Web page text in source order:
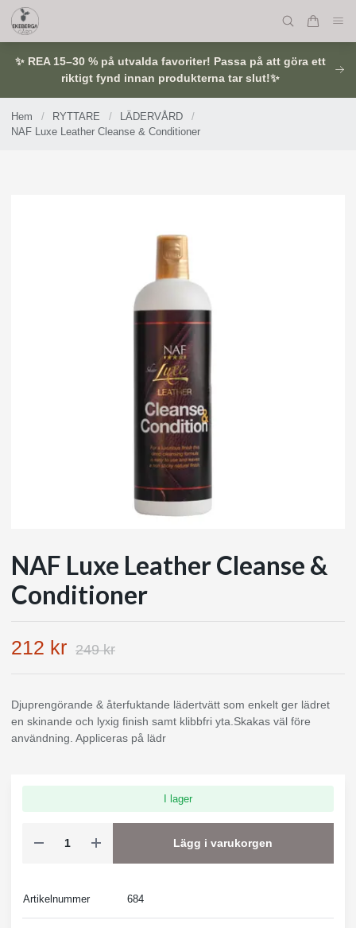
✨ REA 15–30 % på utvalda favoriter! Passa på att göra ett
riktigt fynd innan produkterna tar slut!✨
Hem / RYTTARE / LÄDERVÅRD
/
NAF Luxe Leather Cleanse & Conditioner
NAF Luxe Leather Cleanse &
Conditioner
212 kr 249 kr
Djuprengörande & återfuktande lädertvätt som enkelt ger lädret
en skinande och lyxig finish samt klibbfri yta.Skakas väl före
användning. Appliceras på lädr
I lager
Lägg i varukorgen
Artikelnummer 684